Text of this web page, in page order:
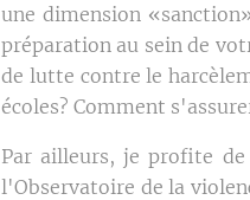
une dimension
préparation au sein de
de lutte contre le
écoles? Comment
Par ailleurs, je profite
l'Observatoire de la